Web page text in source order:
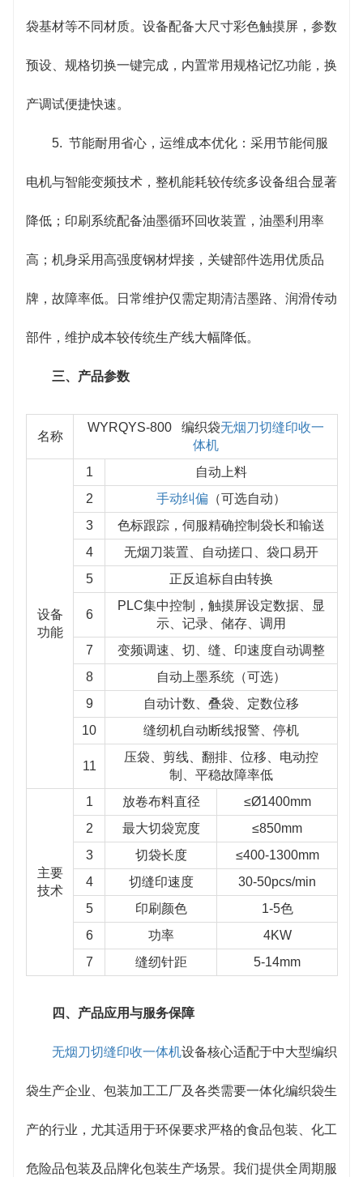
袋基材等不同材质。设备配备大尺寸彩色触摸屏，参数
预设、规格切换一键完成，内置常用规格记忆功能，换
产调试便捷快速。
5. 节能耐用省心，运维成本优化：采用节能伺服
电机与智能变频技术，整机能耗较传统多设备组合显著
降低；印刷系统配备油墨循环回收装置，油墨利用率
高；机身采用高强度钢材焊接，关键部件选用优质品
牌，故障率低。日常维护仅需定期清洁墨路、润滑传动
部件，维护成本较传统生产线大幅降低。
三、产品参数
名称
WYRQYS-800 编织袋无烟刀切缝印收一
体机
设备
功能
1
自动上料
2
手动纠偏 （可选自动）
3
色标跟踪，伺服精确控制袋长和输送
4
无烟刀装置、自动搓口、袋口易开
5
正反追标自由转换
6
PLC集中控制，触摸屏设定数据、显
示、记录、储存、调用
7
变频调速、切、缝、印速度自动调整
8
自动上墨系统（可选）
9
自动计数、叠袋、定数位移
10
缝纫机自动断线报警、停机
11
压袋、剪线、翻排、位移、电动控
制、平稳故障率低
主要
技术
1 放卷布料直径
≤Ø1400mm
2
最大切袋宽度
≤850mm
3
切袋长度
≤400-1300mm
4
切缝印速度
30-50pcs/min
5
印刷颜色
1-5色
6
功率
4KW
7
缝纫针距 5-14mm
四、产品应用与服务保障
无烟刀切缝印收一体机设备核心适配于中大型编织
袋生产企业、包装加工工厂及各类需要一体化编织袋生
产的行业，尤其适用于环保要求严格的食品包装、化工
危险品包装及品牌化包装生产场景。我们提供全周期服